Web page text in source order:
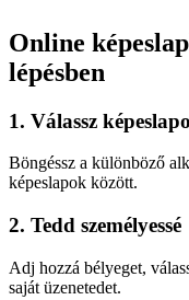
Online
lépésben
1. Válassz
Böngéssz a különböző
képeslapok között.
2. Tedd személyessé
Adj hozzá bélyeget,
saját üzenetedet.